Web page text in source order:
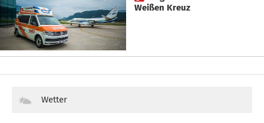
Weißen Kreuz
Wetter